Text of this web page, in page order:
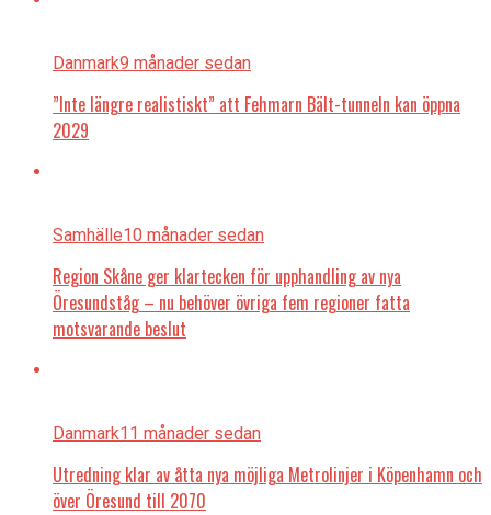
Danmark9 månader sedan
”Inte längre realistiskt” att Fehmarn Bält-tunneln kan öppna
2029
Samhälle10 månader sedan
Region Skåne ger klartecken för upphandling av nya
Öresundståg – nu behöver övriga fem regioner fatta
motsvarande beslut
Danmark11 månader sedan
Utredning klar av åtta nya möjliga Metrolinjer i Köpenhamn och
över Öresund till 2070